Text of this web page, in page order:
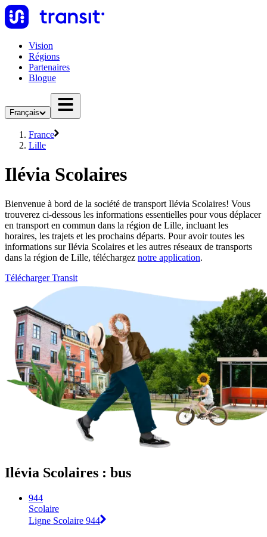
Vision
Régions
Partenaires
Blogue
Français
France
Lille
Ilévia Scolaires
Bienvenue à bord de la société de transport Ilévia Scolaires! Vous
trouverez ci-dessous les informations essentielles pour vous déplacer
en transport en commun dans la région de Lille, incluant les
horaires, les trajets et les prochains départs. Pour avoir toutes les
informations sur Ilévia Scolaires et les autres réseaux de transports
dans la région de Lille, téléchargez notre application.
Télécharger Transit
Ilévia Scolaires : bus
944
Scolaire
Ligne Scolaire 944